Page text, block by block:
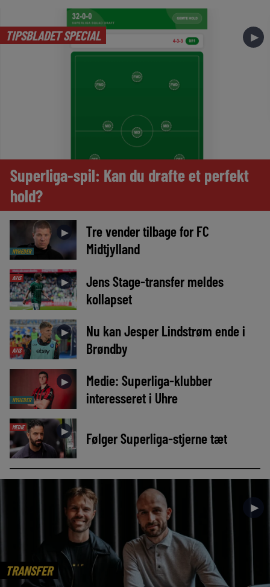
TIPSBLADET SPECIAL ►
Superliga-spil: Kan du drafte et perfekt
hold?
NYHEDER
►
Tre vender tilbage for FC
Midtjylland
AVIS ►
Jens Stage-transfer meldes
kollapset
AVIS
►
Nu kan Jesper Lindstrøm ende i
Brøndby
NYHEDER
►
Medie: Superliga-klubber
interesseret i Uhre
MEDIE ► Følger Superliga-stjerne tæt
TRANSFER
►